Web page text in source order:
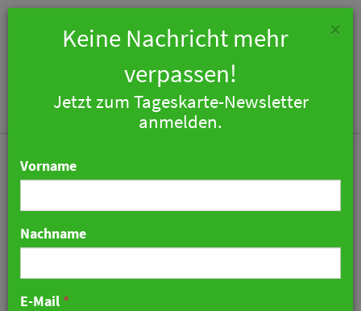
Kaum Gäste in Berliner
Hotels
×
Keine Nachricht mehr
verpassen!
Jetzt zum Tageskarte-Newsletter
anmelden.
Vorname
Nachname
E-Mail *